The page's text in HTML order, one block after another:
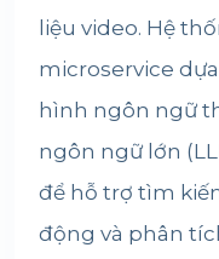
liệu video. Hệ
microservice
hình ngôn ngữ
ngôn ngữ lớn
để hỗ trợ tìm
động và phân